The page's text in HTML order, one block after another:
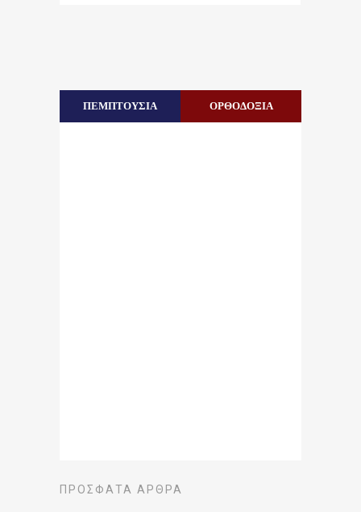
ΠΕΜΠΤΟΥΣΙΑ ΟΡΘΟΔΟΞΙΑ
ΠΡΌΣΦΑΤΑ ΆΡΘΡΑ